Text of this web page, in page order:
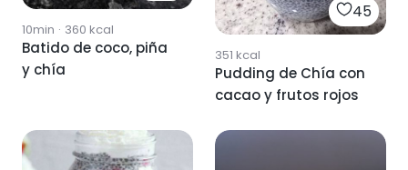
10min · 360 kcal
Batido de coco, piña
y chía
45
351 kcal
Pudding de Chía con
cacao y frutos rojos